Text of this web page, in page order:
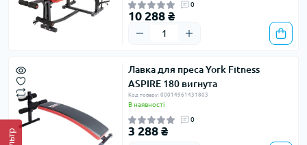
0
10 288 ₴
Лавка для преса York Fitness
ASPIRE 180 вигнута
Код товару: 00014961431803
В наявності
0
3 288 ₴